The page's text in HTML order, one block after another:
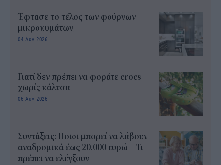
Έφτασε το τέλος των φούρνων
μικροκυμάτων;
04 Αυγ 2026
Γιατί δεν πρέπει να φοράτε crocs
χωρίς κάλτσα
06 Αυγ 2026
Συντάξεις: Ποιοι μπορεί να λάβουν
αναδρομικά έως 20.000 ευρώ – Τι
πρέπει να ελέγξουν